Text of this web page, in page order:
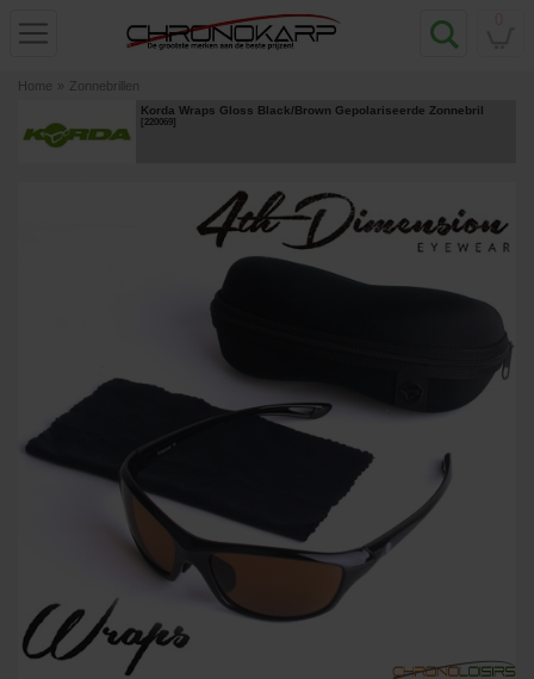
Home » Zonnebrillen
Korda Wraps Gloss Black/Brown Gepolariseerde Zonnebril
[220069]